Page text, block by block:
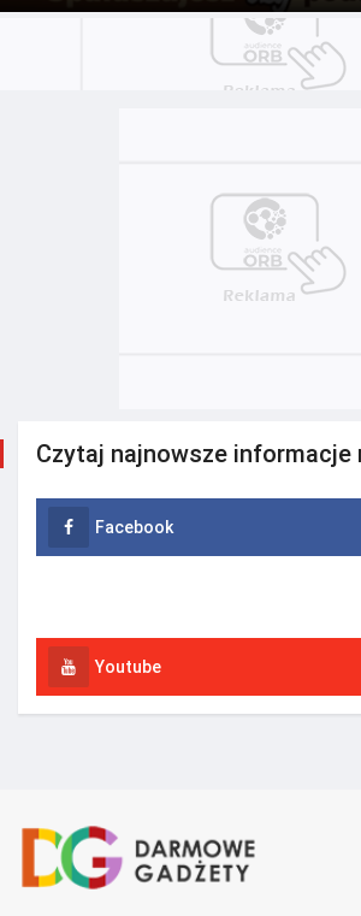
Czytaj najnowsze informacje
Facebook
Youtube